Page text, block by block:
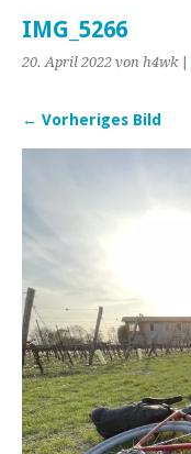
IMG_5266
20. April 2022 von h4wk|
← Vorheriges Bild